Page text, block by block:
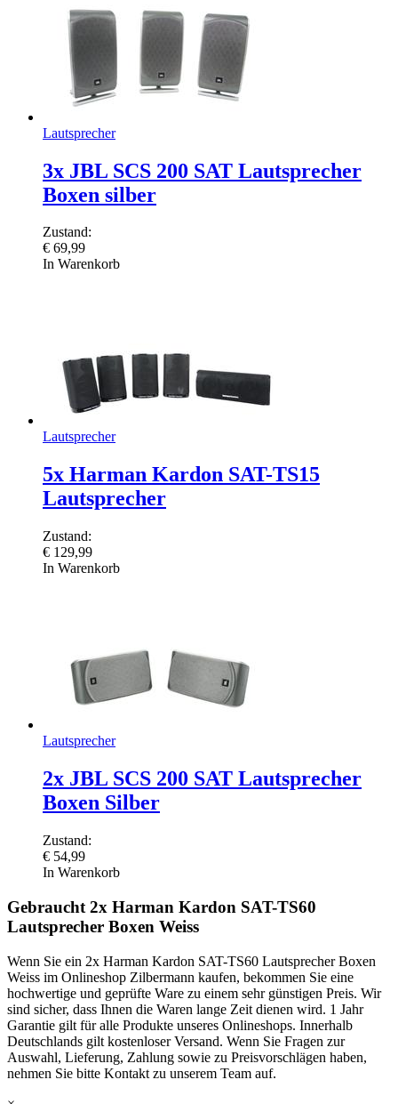
Lautsprecher
3x JBL SCS 200 SAT Lautsprecher
Boxen silber
Zustand:
€ 69,99
In Warenkorb
Lautsprecher
5x Harman Kardon SAT-TS15
Lautsprecher
Zustand:
€ 129,99
In Warenkorb
Lautsprecher
2x JBL SCS 200 SAT Lautsprecher
Boxen Silber
Zustand:
€ 54,99
In Warenkorb
Gebraucht 2x Harman Kardon SAT-TS60
Lautsprecher Boxen Weiss
Wenn Sie ein 2x Harman Kardon SAT-TS60 Lautsprecher Boxen
Weiss im Onlineshop Zilbermann kaufen, bekommen Sie eine
hochwertige und geprüfte Ware zu einem sehr günstigen Preis. Wir
sind sicher, dass Ihnen die Waren lange Zeit dienen wird. 1 Jahr
Garantie gilt für alle Produkte unseres Onlineshops. Innerhalb
Deutschlands gilt kostenloser Versand. Wenn Sie Fragen zur
Auswahl, Lieferung, Zahlung sowie zu Preisvorschlägen haben,
nehmen Sie bitte Kontakt zu unserem Team auf.